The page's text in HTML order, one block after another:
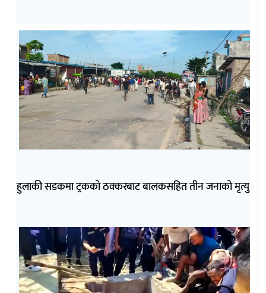
हुलाकी सडकमा ट्रकको ठक्करबाट बालकसहित तीन जनाको मृत्यु